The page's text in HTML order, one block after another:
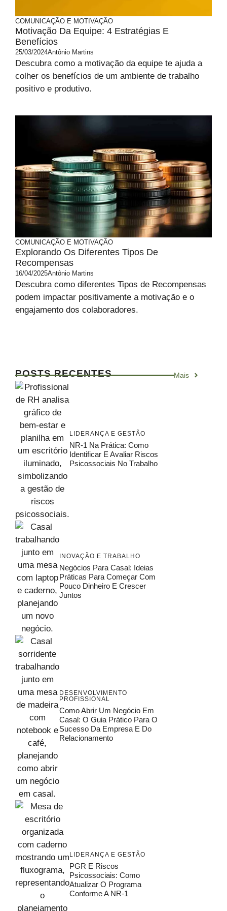
COMUNICAÇÃO E MOTIVAÇÃO
Motivação Da Equipe: 4 Estratégias E
Benefícios
25/03/2024Antônio Martins
Descubra como a motivação da equipe te ajuda a
colher os benefícios de um ambiente de trabalho
positivo e produtivo.
COMUNICAÇÃO E MOTIVAÇÃO
Explorando Os Diferentes Tipos De
Recompensas
16/04/2025Antônio Martins
Descubra como diferentes Tipos de Recompensas
podem impactar positivamente a motivação e o
engajamento dos colaboradores.
POSTS RECENTES Mais
LIDERANÇA E GESTÃO
NR-1 Na Prática: Como
Identificar E Avaliar Riscos
Psicossociais No Trabalho
INOVAÇÃO E TRABALHO
Negócios Para Casal: Ideias
Práticas Para Começar Com
Pouco Dinheiro E Crescer
Juntos
DESENVOLVIMENTO
PROFISSIONAL
Como Abrir Um Negócio Em
Casal: O Guia Prático Para O
Sucesso Da Empresa E Do
Relacionamento
LIDERANÇA E GESTÃO
PGR E Riscos
Psicossociais: Como
Atualizar O Programa
Conforme A NR-1